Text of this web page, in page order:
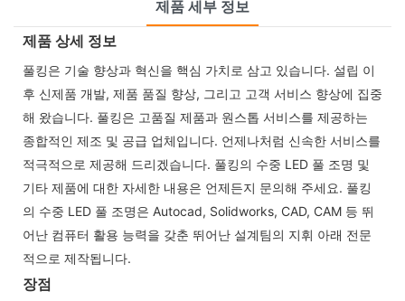
제품 세부 정보
제품 상세 정보
풀킹은 기술 향상과 혁신을 핵심 가치로 삼고 있습니다. 설립 이
후 신제품 개발, 제품 품질 향상, 그리고 고객 서비스 향상에 집중
해 왔습니다. 풀킹은 고품질 제품과 원스톱 서비스를 제공하는
종합적인 제조 및 공급 업체입니다. 언제나처럼 신속한 서비스를
적극적으로 제공해 드리겠습니다. 풀킹의 수중 LED 풀 조명 및
기타 제품에 대한 자세한 내용은 언제든지 문의해 주세요. 풀킹
의 수중 LED 풀 조명은 Autocad, Solidworks, CAD, CAM 등 뛰
어난 컴퓨터 활용 능력을 갖춘 뛰어난 설계팀의 지휘 아래 전문
적으로 제작됩니다.
장점